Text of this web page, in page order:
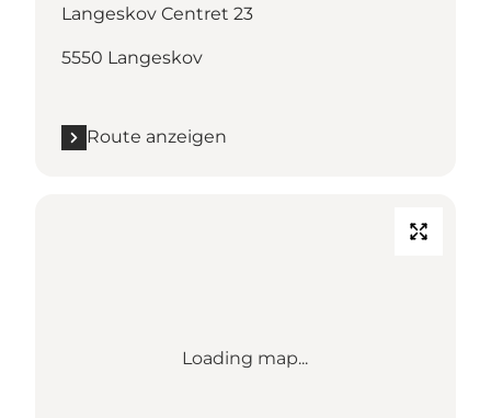
Langeskov Centret 23
5550 Langeskov
Route anzeigen
Loading map...